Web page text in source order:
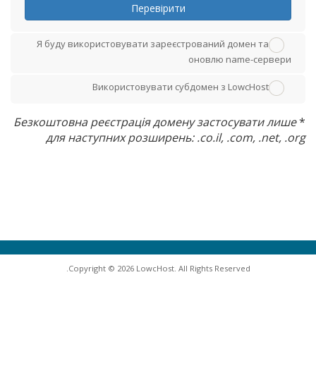
Перевірити
Я буду використовувати зареєстрований домен та
оновлю name-сервери
Використовувати субдомен з LowcHost
*
Безкоштовна реєстрація домену застосувати лише
для наступних розширень: .co.il, .com, .net, .org
Copyright © 2026 LowcHost. All Rights Reserved.